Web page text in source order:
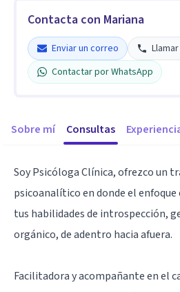
Contacta con Mariana
Enviar un correo
Contactar por WhatsApp
Sobre mí Consultas
Soy Psicóloga Clínica, ofrezco un
psicoanalítico en donde el enfoque
tus habilidades de introspección,
orgánico, de adentro hacia afuera.
Facilitadora y acompañante en el